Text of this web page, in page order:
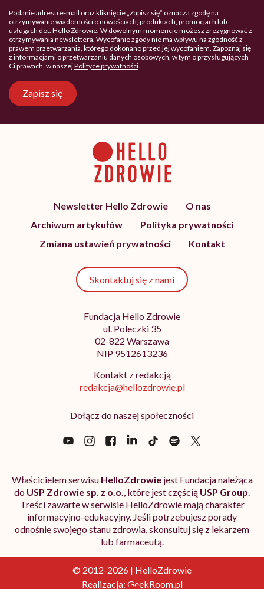
Podanie adresu e-mail oraz kliknięcie „Zapisz się” oznacza zgodę na
otrzymywanie wiadomości o nowościach, produktach, promocjach lub
usługach dot. Hello Zdrowie. W dowolnym momencie możesz zrezygnować z
otrzymywania newslettera. Wycofanie zgody nie ma wpływu na zgodność z
prawem przetwarzania, którego dokonano przed jej wycofaniem. Zapoznaj się
z informacjami o przetwarzaniu danych osobowych, w tym o przysługujących
Ci prawach, w naszejPolityce prywatności
Zapisz się
Newsletter Hello Zdrowie
O nas
Archiwum artykułów
Polityka prywatności
Zmiana ustawień prywatności
Kontakt
Skontaktuj się z nami
Fundacja Hello Zdrowie
ul. Poleczki 35
02-822 Warszawa
NIP 9512613236
Kontakt z redakcją
redakcja@hellozdrowie.pl
Dołącz do naszej społeczności
Właścicielem serwisu HelloZdrowiejest Fundacja należąca
do USP Zdrowie sp. z o.o., które jest częścią USP Group.
Treści zawarte w serwisie HelloZdrowie mają charakter
informacyjno-edukacyjny. Jeśli potrzebujesz porady
odnośnie swojego stanu zdrowia, skonsultuj się z lekarzem
lub farmaceutą.
© 2012-2026 | HelloZdrowie
Realizacja: GeekRoom.pl